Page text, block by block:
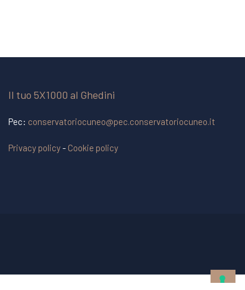
Il tuo 5X1000 al Ghedini
Pec: conservatoriocuneo@pec.conservatoriocuneo.it
Privacy policy- Cookie policy